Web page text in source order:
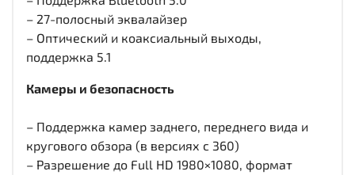
– 27-полосный эквалайзер
– Оптический и коаксиальный выходы,
поддержка 5.1
Камеры и безопасность
– Поддержка камер заднего, переднего вида и
кругового обзора (в версиях с 360)
– Разрешение до Full HD 1980×1080, формат